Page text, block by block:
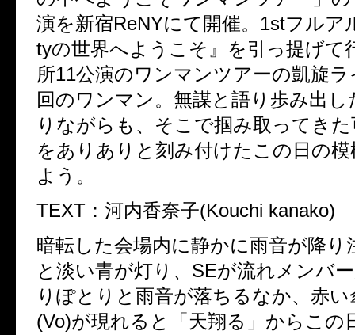
演を新宿ReNYにて開催。1stフルア
tyの世界へようこそ』を引っ提げて
所11公演のワンマンツアーの凱旋
回のワンマン。無謀と語り歩み出
りながらも、そこで掴み取ってき
をありありと刻み付けたこの日の
よう。
TEXT：河内香奈子(Kouchi kanako)
暗転した会場内に静かに雨音が降り
と淡い青が灯り、SEが流れメンバ
りぽとりと雨音が落ちるなか、赤
(Vo)が現れると「天翔る」からこの